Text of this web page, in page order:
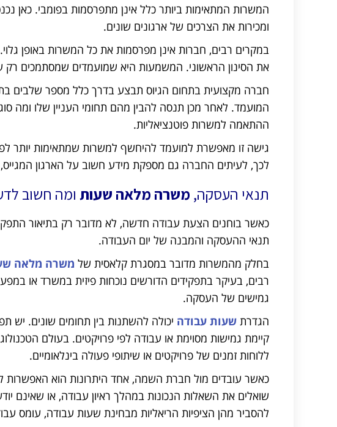
המשרות המתאימות ביותר כלל אינן מתפרסמות בפומבי. כאן
ומכירות את הצרכים של ארגונים שונים.
במקרים רבים, חברות אינן מפרסמות את כל המשרות באופן
את הסינון הראשוני. המשמעות היא שמועמדים שמסתמכים רק
חברה מקצועית בתחום הגיוס תבצע בדרך כלל מספר שלבים
המועמד. לאחר מכן תנסה להבין מהם תחומי העניין שלו ומה
ההתאמה למשרות פוטנציאליות.
גישה זו מאפשרת למועמד להיחשף למשרות שמתאימות יותר
לכך, לעיתים החברה גם מספקת מידע חשוב על הארגון
תנאי העסקה, משרה מלאה שעותומה חשוב
כאשר בוחנים הצעת עבודה חדשה, לא מדובר רק בתיאור
תנאי ההעסקה והמבנה של יום העבודה.
בחלק מהמשרות מדובר במסגרת קלאסית של משרה מלאה
רבים, בעיקר בתפקידים הדורשים נוכחות פיזית במשרד או
גמישים של העסקה.
הגדרת שעות עבודה יכולה להשתנות בין תחומים שונים. יש
קיימת גמישות מסוימת או עבודה לפי פרויקטים. בעולם
ללוחות זמנים של פרויקטים או שיתופי פעולה בינלאומיים.
כאשר עובדים מול חברת השמה, אחד היתרונות הוא האפשרות
שואלים את השאלות הנכונות במהלך ראיון עבודה, או
להסביר מהן הציפיות הריאליות מבחינת שעות עבודה, עומס